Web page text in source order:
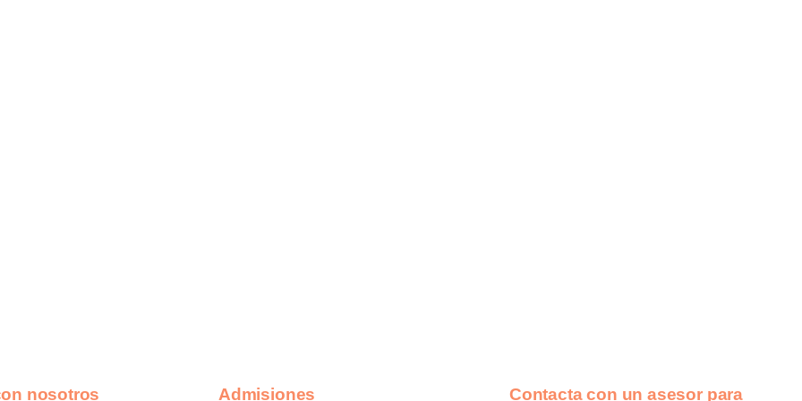
nosotros Admisiones
Contacta con un asesor para